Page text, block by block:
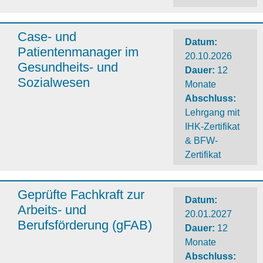
Case- und
Patientenmanager im
Gesundheits- und
Sozialwesen
Datum:
20.10.2026
Dauer: 12
Monate
Abschluss:
Lehrgang mit
IHK-Zertifikat
& BFW-
Zertifikat
Geprüfte Fachkraft zur
Arbeits- und
Berufsförderung (gFAB)
Datum:
20.01.2027
Dauer: 12
Monate
Abschluss: